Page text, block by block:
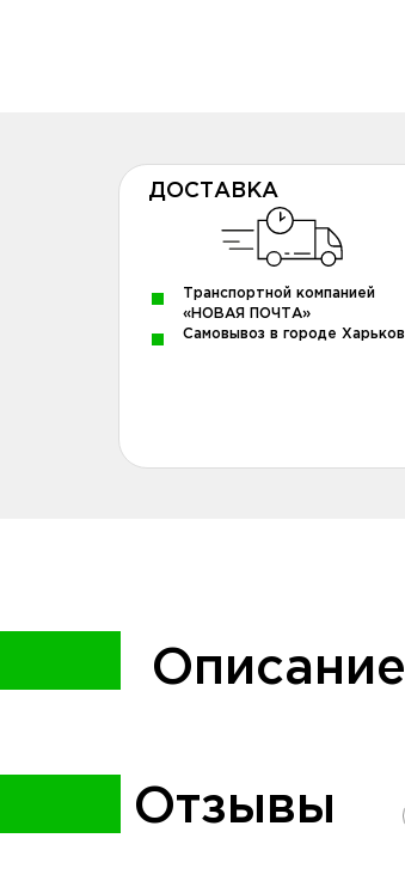
ДОСТАВКА
Транспортной компанией
«НОВАЯ ПОЧТА»
Самовывоз в городе Харьков
Описание
Отзывы